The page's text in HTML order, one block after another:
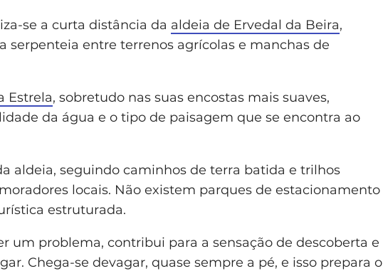
se a curta distância da aldeia de Ervedal da Beira,
serpenteia entre terrenos agrícolas e manchas de
Estrela, sobretudo nas suas encostas mais suaves,
da água e o tipo de paisagem que se encontra ao
aldeia, seguindo caminhos de terra batida e trilhos
locais. Não existem parques de estacionamento
estruturada.
um problema, contribui para a sensação de descoberta e
Chega-se devagar, quase sempre a pé, e isso prepara o